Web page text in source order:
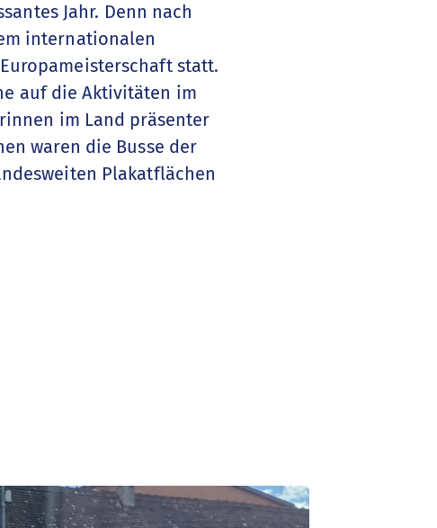
Jahr. Denn nach
internationalen
statt.
auf die Aktivitäten im
im Land präsenter
waren die Busse der
Plakatflächen